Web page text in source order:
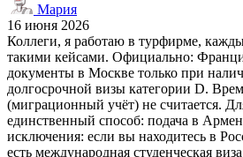
Мария
16 июня 2026
Коллеги, я работаю в турфирме,
такими кейсами. Официально:
документы в Москве только при
долгосрочной визы категории D.
(миграционный учёт) не считается.
единственный способ: подача в
исключения: если вы находитесь в
есть международная студенческая